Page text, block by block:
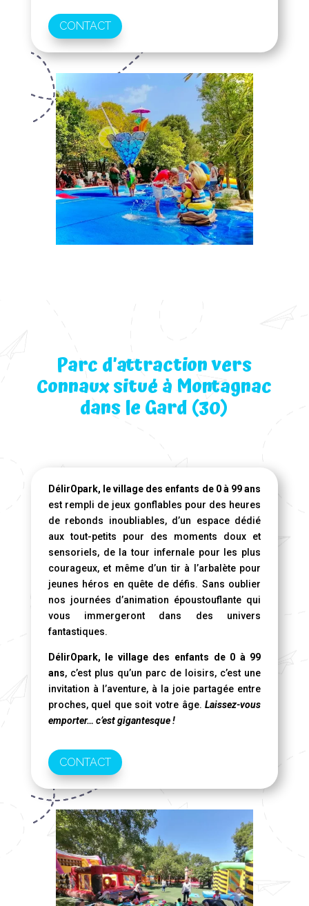
CONTACT
Parc d’attraction vers
Connaux situé à Montagnac
dans le Gard (30)
DélirOpark, le village des enfants de 0 à 99 ans
est rempli de jeux gonflables pour des heures
de rebonds inoubliables, d’un espace dédié
aux tout-petits pour des moments doux et
sensoriels, de la tour infernale pour les plus
courageux, et même d’un tir à l’arbalète pour
jeunes héros en quête de défis. Sans oublier
nos journées d’animation époustouflante qui
vous immergeront dans des univers
fantastiques.
DélirOpark, le village des enfants de 0 à 99
ans, c’est plus qu’un parc de loisirs, c’est une
invitation à l’aventure, à la joie partagée entre
proches, quel que soit votre âge.Laissez-vous
emporter… c’est gigantesque !
CONTACT